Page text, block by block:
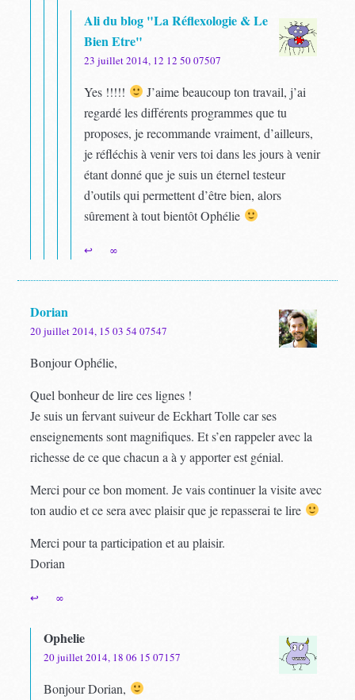
Ali du blog "La Réflexologie & Le
Bien Etre"
23 juillet 2014, 12 12 50 07507
Yes !!!!!
J’aime beaucoup ton travail, j’ai
regardé les différents programmes que tu
proposes, je recommande vraiment, d’ailleurs,
je réfléchis à venir vers toi dans les jours à venir
étant donné que je suis un éternel testeur
d’outils qui permettent d’être bien, alors
sûrement à tout bientôt Ophélie
↩ ∞
Dorian
20 juillet 2014, 15 03 54 07547
Bonjour Ophélie,
Quel bonheur de lire ces lignes !
Je suis un fervant suiveur de Eckhart Tolle car ses
enseignements sont magnifiques. Et s’en rappeler avec la
richesse de ce que chacun a à y apporter est génial.
Merci pour ce bon moment. Je vais continuer la visite avec
ton audio et ce sera avec plaisir que je repasserai te lire
Merci pour ta participation et au plaisir.
Dorian
↩ ∞
Ophelie
20 juillet 2014, 18 06 15 07157
Bonjour Dorian,